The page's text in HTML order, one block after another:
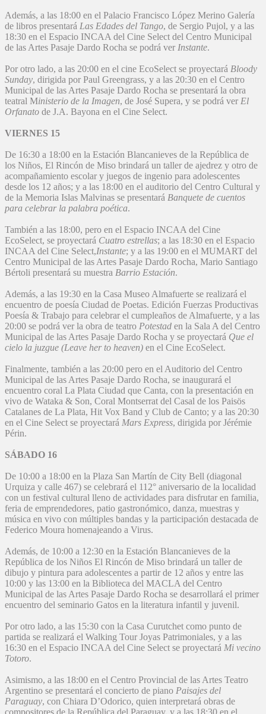
Además, a las 18:00 en el Palacio Francisco López Merino Galería
de libros presentará Las Edades del Tango, de Sergio Pujol, y a las
18:30 en el Espacio INCAA del Cine Select del Centro Municipal
de las Artes Pasaje Dardo Rocha se podrá ver Instante.
Por otro lado, a las 20:00 en el cine EcoSelect se proyectará Bloody
Sunday, dirigida por Paul Greengrass, y a las 20:30 en el Centro
Municipal de las Artes Pasaje Dardo Rocha se presentará la obra
teatral Ministerio de la Imagen, de José Supera, y se podrá ver El
Orfanato de J.A. Bayona en el Cine Select.
VIERNES 15
De 16:30 a 18:00 en la Estación Blancanieves de la República de
los Niños, El Rincón de Miso brindará un taller de ajedrez y otro de
acompañamiento escolar y juegos de ingenio para adolescentes
desde los 12 años; y a las 18:00 en el auditorio del Centro Cultural y
de la Memoria Islas Malvinas se presentará Banquete de cuentos
para celebrar la palabra poética.
También a las 18:00, pero en el Espacio INCAA del Cine
EcoSelect, se proyectará Cuatro estrellas; a las 18:30 en el Espacio
INCAA del Cine Select,Instante; y a las 19:00 en el MUMART del
Centro Municipal de las Artes Pasaje Dardo Rocha, Mario Santiago
Bértoli presentará su muestra Barrio Estación.
Además, a las 19:30 en la Casa Museo Almafuerte se realizará el
encuentro de poesía Ciudad de Poetas. Edición Fuerzas Productivas
Poesía & Trabajo para celebrar el cumpleaños de Almafuerte, y a las
20:00 se podrá ver la obra de teatro Potestad en la Sala A del Centro
Municipal de las Artes Pasaje Dardo Rocha y se proyectará Que el
cielo la juzgue (Leave her to heaven) en el Cine EcoSelect.
Finalmente, también a las 20:00 pero en el Auditorio del Centro
Municipal de las Artes Pasaje Dardo Rocha, se inaugurará el
encuentro coral La Plata Ciudad que Canta, con la presentación en
vivo de Wataka & Son, Coral Montserrat del Casal de los Paisös
Catalanes de La Plata, Hit Vox Band y Club de Canto; y a las 20:30
en el Cine Select se proyectará Mars Express, dirigida por Jérémie
Périn.
SÁBADO 16
De 10:00 a 18:00 en la Plaza San Martín de City Bell (diagonal
Urquiza y calle 467) se celebrará el 112° aniversario de la localidad
con un festival cultural lleno de actividades para disfrutar en familia,
feria de emprendedores, patio gastronómico, danza, muestras y
música en vivo con múltiples bandas y la participación destacada de
Federico Moura homenajeando a Virus.
Además, de 10:00 a 12:30 en la Estación Blancanieves de la
República de los Niños El Rincón de Miso brindará un taller de
dibujo y pintura para adolescentes a partir de 12 años y entre las
10:00 y las 13:00 en la Biblioteca del MACLA del Centro
Municipal de las Artes Pasaje Dardo Rocha se desarrollará el primer
encuentro del seminario Gatos en la literatura infantil y juvenil.
Por otro lado, a las 15:30 con la Casa Curutchet como punto de
partida se realizará el Walking Tour Joyas Patrimoniales, y a las
16:30 en el Espacio INCAA del Cine Select se proyectará Mi vecino
Totoro.
Asimismo, a las 18:00 en el Centro Provincial de las Artes Teatro
Argentino se presentará el concierto de piano Paisajes del
Paraguay, con Chiara D’Odorico, quien interpretará obras de